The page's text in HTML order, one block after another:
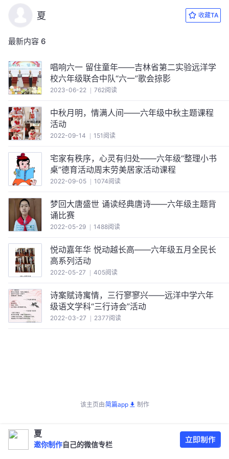
夏 收藏TA
最新内容 6
唱响六一 留住童年——吉林省第二实验远洋学
校六年级联合中队“六一”歌会掠影
2023-06-22 762阅读
中秋月明，情满人间——六年级中秋主题课程
活动
2022-09-14 151阅读
宅家有秩序，心灵有归处——六年级“整理小书
桌”德育活动周末劳美居家活动课程
2022-09-05 1074阅读
梦回大唐盛世 诵读经典唐诗——六年级主题背
诵比赛
2022-05-29 1488阅读
悦动嘉年华 悦动越长高——六年级五月全民长
高系列活动
2022-05-27 405阅读
诗案赋诗寓情，三行寥寥兴——远洋中学六年
级语文学科“三行诗会”活动
2022-03-27 2377阅读
该主页由简篇app 制作
夏
邀你制作 自己的微信专栏